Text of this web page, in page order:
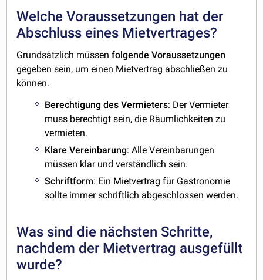
Welche Voraussetzungen hat der
Abschluss eines Mietvertrages?
Grundsätzlich müssenfolgende Voraussetzungen
gegeben sein, um einen Mietvertrag abschließen zu
können.
Berechtigung des Vermieters: Der Vermieter
muss berechtigt sein, die Räumlichkeiten zu
vermieten.
Klare Vereinbarung: Alle Vereinbarungen
müssen klar und verständlich sein.
Schriftform: Ein Mietvertrag für Gastronomie
sollte immer schriftlich abgeschlossen werden.
Was sind die nächsten Schritte,
nachdem der Mietvertrag ausgefüllt
wurde?